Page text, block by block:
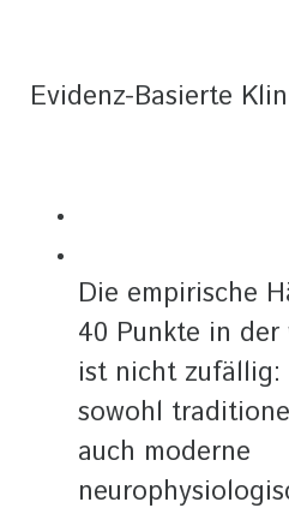
Evidenz-Basierte
Die empirische
40 Punkte in
ist nicht zufällig:
sowohl
auch moderne